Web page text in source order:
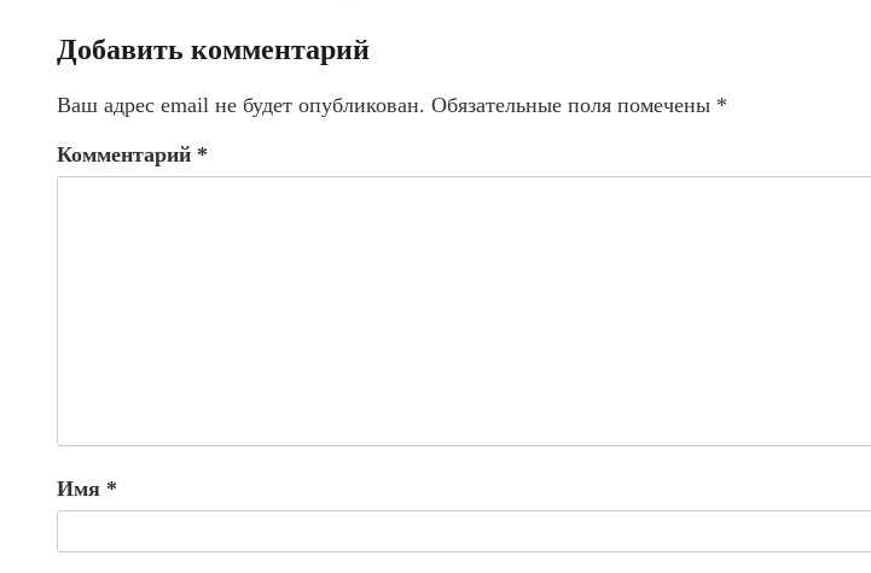
Добавить комментарий
Ваш адрес email не будет опубликован. Обязательные поля помечены *
Комментарий *
Имя *